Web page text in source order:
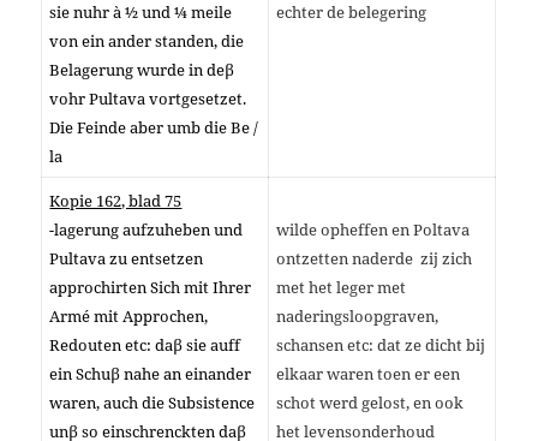
sie nuhr à ½ und ¼ meile
von ein ander standen, die
Belagerung wurde in deβ
vohr Pultava vortgesetzet.
Die Feinde aber umb die Be /
la
echter de belegering
Kopie 162, blad 75
-lagerung aufzuheben und
Pultava zu entsetzen
approchirten Sich mit Ihrer
Armé mit Approchen,
Redouten etc: daβ sie auff
ein Schuβ nahe an einander
waren, auch die Subsistence
unβ so einschrenckten daβ
wilde opheffen en Poltava
ontzetten naderde zij zich
met het leger met
naderingsloopgraven,
schansen etc: dat ze dicht bij
elkaar waren toen er een
schot werd gelost, en ook
het levensonderhoud